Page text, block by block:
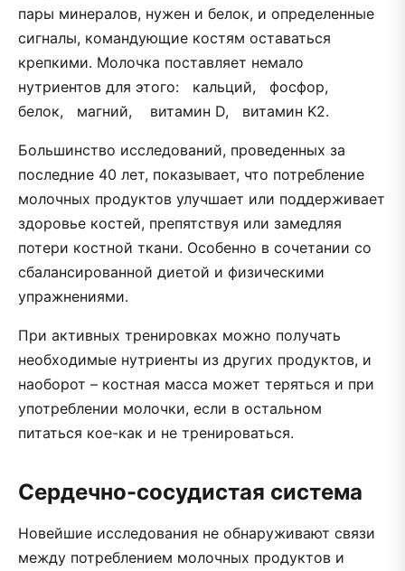
пары минералов, нужен и белок, и определенные
сигналы, командующие костям оставаться
крепкими. Молочка поставляет немало
нутриентов для этого: кальций, фосфор,
белок, магний, витамин D, витамин K2.
Большинство исследований, проведенных за
последние 40 лет, показывает, что потребление
молочных продуктов улучшает или поддерживает
здоровье костей, препятствуя или замедляя
потери костной ткани. Особенно в сочетании со
сбалансированной диетой и физическими
упражнениями.
При активных тренировках можно получать
необходимые нутриенты из других продуктов, и
наоборот – костная масса может теряться и при
употреблении молочки, если в остальном
питаться кое-как и не тренироваться.
Сердечно-сосудистая система
Новейшие исследования не обнаруживают связи
между потреблением молочных продуктов и